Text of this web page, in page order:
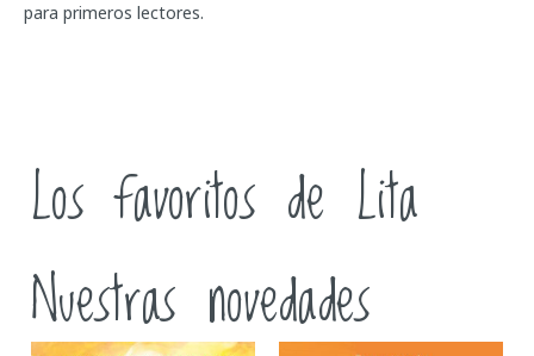
para primeros lectores.
Los favoritos de Lita
Nuestras novedades